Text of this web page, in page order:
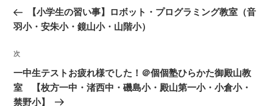
ナ
ゲ
ー
シ
の
投
【小学生の習い事】ロボット・プログラミング教室（音
羽小・安朱小・鏡山小・山階小）
次
投
稿
次
一中生テストお疲れ様でした！＠個個塾ひらかた御殿山教
室 【枚方一中・渚西中・磯島小・殿山第一小・小倉小・
禁野小】